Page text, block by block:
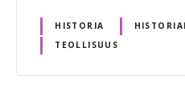
HISTORIA
TEOLLISUUS